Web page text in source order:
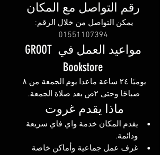
رقم التواصل مع المكان
‏يمكن التواصل من خلال الرقم:
0‪1551107394
مواعيد العمل في GROOT
Bookstore
صباحًا وحتى ٢ص بعد صلاة الجمعة.
ماذا يقدم غروت
يقدم المكان خدمة واي فاي سريعة
ودائمة.
غرف عمل جماعية وأماكن خاصة